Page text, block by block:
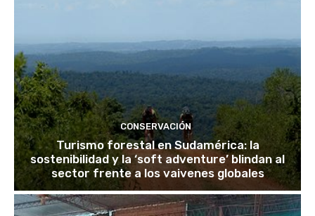
CONSERVACIÓN
Turismo forestal en Sudamérica: la
sostenibilidad y la ‘soft adventure’ blindan al
sector frente a los vaivenes globales